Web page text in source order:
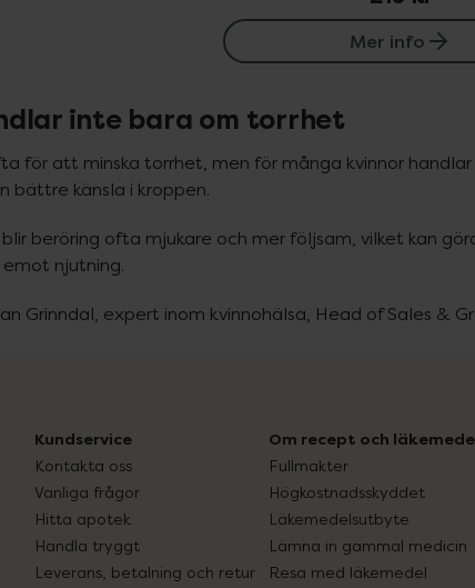
Mer info
inte bara om torrhet
för att minska torrhet, men för många kvinnor
bättre känsla i kroppen.
blir beröring ofta mjukare och mer följsam, vilket kan
njutning.
Grinndal, expert inom kvinnohälsa, Head of Sales &
Kundservice
Kontakta oss
Vanliga frågor
Hitta apotek
Handla tryggt
Leverans, betalning och retur
Om recept och
Fullmakter
Högkostnadsskyddet
Läkemedelsutbyte
Lämna in gammal medicin
Resa med läkemedel